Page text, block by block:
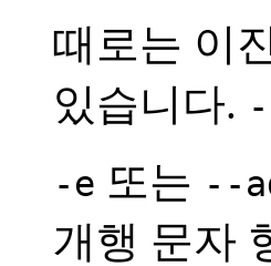
때로는 이
있습니다.
-e 또는 --
개행 문자